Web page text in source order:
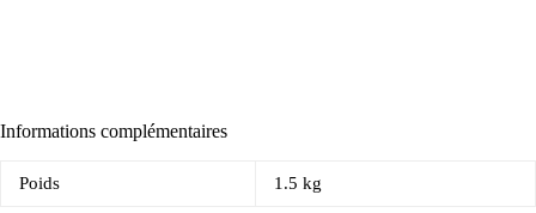
Informations complémentaires
Poids 1.5 kg